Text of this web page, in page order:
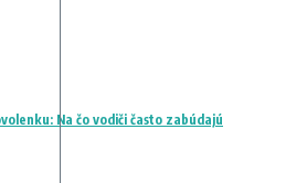
Na čo vodiči často zabúdajú